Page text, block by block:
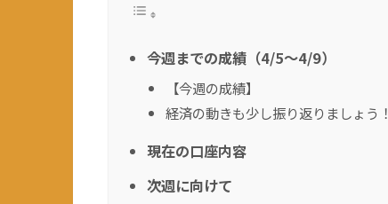
今週までの成績（4/5～4/9）
【今週の成績】
経済の動きも少し振り返りましょう！
現在の口座内容
次週に向けて